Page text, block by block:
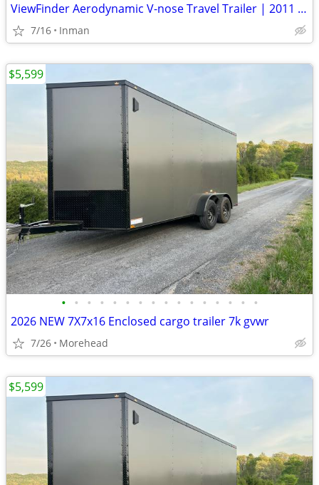
ViewFinder Aerodynamic V-nose Travel Trailer | 2011 V-24SD
7/16 Inman
• • • • • • • • • • • • • • • •
2026 NEW 7X7x16 Enclosed cargo trailer 7k gvwr
7/26 Morehead
$5,599
$5,599